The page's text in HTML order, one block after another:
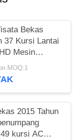
Bekas
37 Kursi Lantai
Mesin
Diesel Bus
SLK6126
MOQ:1
2015 Tahun
kursi AC